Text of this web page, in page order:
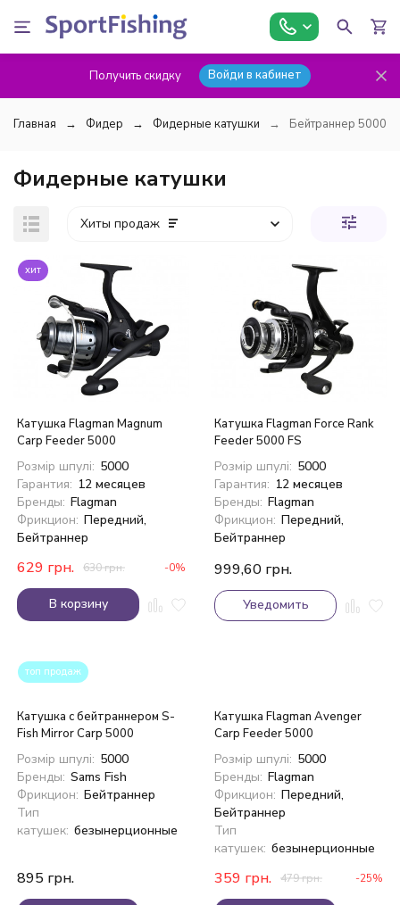
Получить скидку Войди в кабинет
Главная Фидер Фидерные катушки Бейтраннер 5000
Фидерные катушки
Хиты продаж
покупателей
хит
Катушка Flagman Magnum
Carp Feeder 5000
Розмір шпулі: 5000
Гарантия: 12 месяцев
Бренды: Flagman
Фрикцион: Передний,
Бейтраннер
629 грн. 630грн. -0%
В корзину
Катушка Flagman Force Rank
Feeder 5000 FS
Розмір шпулі: 5000
Гарантия: 12 месяцев
Бренды: Flagman
Фрикцион: Передний,
Бейтраннер
999,60 грн.
Уведомить
топ продаж
Катушка с бейтраннером S-
Fish Mirror Carp 5000
Розмір шпулі: 5000
Бренды: Sams Fish
Фрикцион: Бейтраннер
Тип
катушек: безынерционные
895 грн.
Катушка Flagman Avenger
Carp Feeder 5000
Розмір шпулі: 5000
Бренды: Flagman
Фрикцион: Передний,
Бейтраннер
Тип
катушек: безынерционные
359 грн. 479грн. -25%